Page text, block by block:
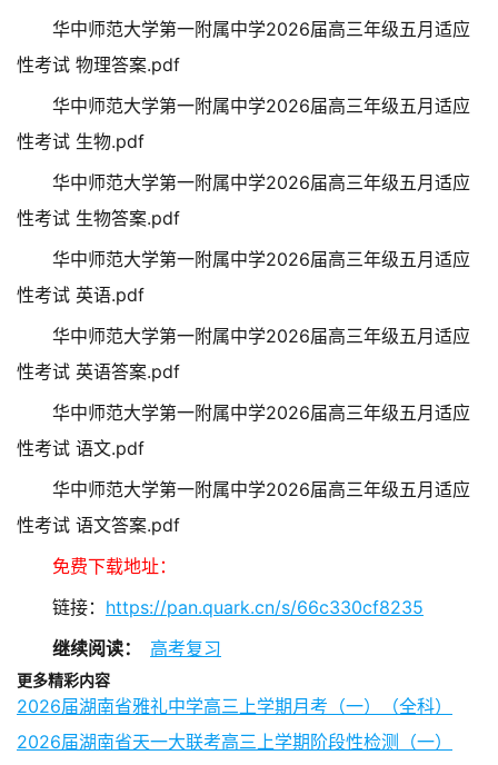
华中师范大学第一附属中学2026届高三年级五月适应
性考试 物理答案.pdf
华中师范大学第一附属中学2026届高三年级五月适应
性考试 生物.pdf
华中师范大学第一附属中学2026届高三年级五月适应
性考试 生物答案.pdf
华中师范大学第一附属中学2026届高三年级五月适应
性考试 英语.pdf
华中师范大学第一附属中学2026届高三年级五月适应
性考试 英语答案.pdf
华中师范大学第一附属中学2026届高三年级五月适应
性考试 语文.pdf
华中师范大学第一附属中学2026届高三年级五月适应
性考试 语文答案.pdf
免费下载地址：
链接： https://pan.quark.cn/s/66c330cf8235
继续阅读：
高考复习
更多精彩内容
2026届湖南省雅礼中学高三上学期月考（一）（全科）
2026届湖南省天一大联考高三上学期阶段性检测（一）